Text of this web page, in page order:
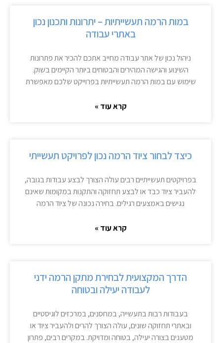
במות הרמה תעשייתיות – יתרונות ותכנון נכון
באתרי עבודה
ניהול נכון של אתר עבודה מחייב אתכם להכיר את פתרונות
השינוע והגישה המהירים והבטוחים ביותר הקיימים בשוק.
שימוש עם במות הרמה תעשייתיות בפרוייקט שלכם מאפשרת
קרא עוד »
כיצד לבחור ציוד הרמה נכון לפרויקט תעשייתי
בפרויקטים תעשייתיים רבים עולה הצורך לבצע עבודות בגובה,
להעביר ציוד כבד או לבצע תחזוקה והתקנות במקומות שאינם
נגישים באמצעים רגילים. בחירה נכונה של ציוד הרמה
קרא עוד »
הדרך המקצועית לבחירת מתקן הרמה ידני
לעבודה יעילה ובטוחה
בעבודות רבות בתעשייה, במחסנים, במרכזים לוגיסטיים
ובאתרי תחזוקה שונים, עולה הצורך להרים ולהעביר ציוד או
מטענים בצורה יעילה, בטוחה ומדויקת. במקרים רבים, פתרון